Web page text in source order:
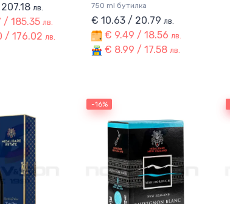
лв.
/ 185.35 лв.
/ 176.02 лв.
750 ml бутилка
€ 10.63 / 20.79 лв.
€ 9.49 / 18.56 лв.
€ 8.99 / 17.58 лв.
-16%